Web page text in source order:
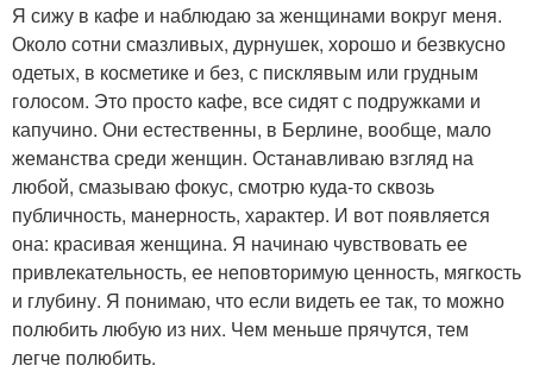
Я сижу в кафе и наблюдаю за женщинами вокруг меня.
Около сотни смазливых, дурнушек, хорошо и безвкусно
одетых, в косметике и без, с писклявым или грудным
голосом. Это просто кафе, все сидят с подружками и
капучино. Они естественны, в Берлине, вообще, мало
жеманства среди женщин. Останавливаю взгляд на
любой, смазываю фокус, смотрю куда-то сквозь
публичность, манерность, характер. И вот появляется
она: красивая женщина. Я начинаю чувствовать ее
привлекательность, ее неповторимую ценность, мягкость
и глубину. Я понимаю, что если видеть ее так, то можно
полюбить любую из них. Чем меньше прячутся, тем
легче полюбить.